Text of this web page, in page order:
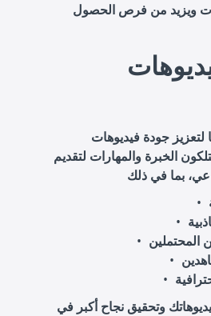
ويزيد من فرص الحصول
جودة فيديوهات
الخبرة والمهارات لتقديم
وتحقيق نجاح أكبر في